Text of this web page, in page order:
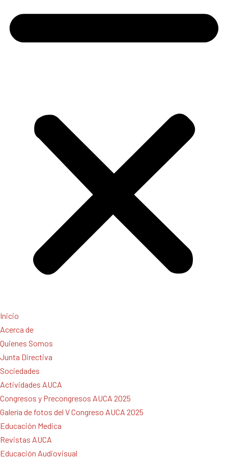
Inicio
Acerca de
Quienes Somos
Junta Directiva
Sociedades
Actividades AUCA
Congresos y Precongresos AUCA 2025
Galería de fotos del V Congreso AUCA 2025
Educación Medica
Revistas AUCA
Educación Audiovisual